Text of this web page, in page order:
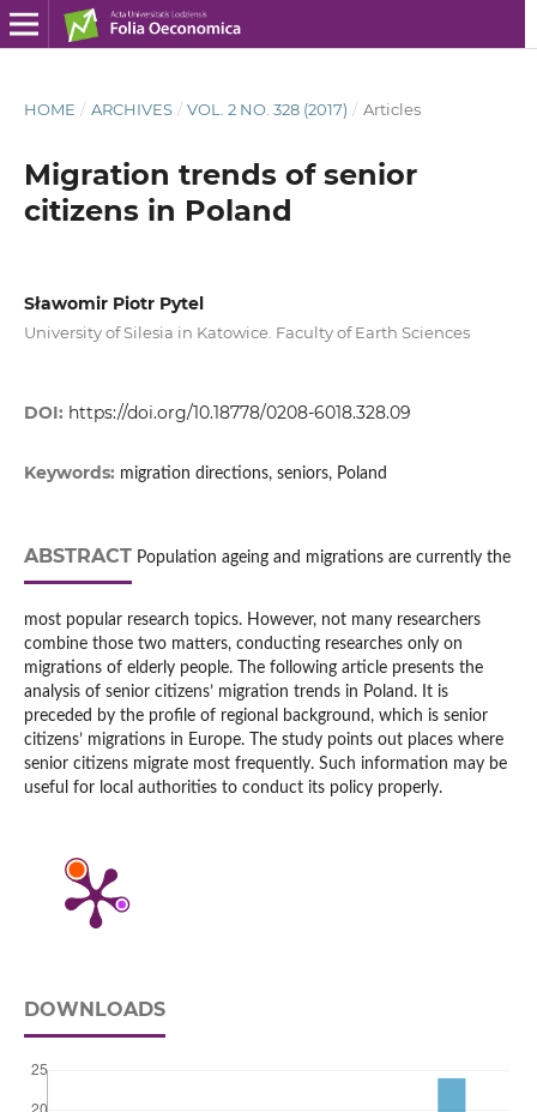
HOME / ARCHIVES / VOL. 2 NO. 328 (2017) / Articles
Migration trends of senior
citizens in Poland
Sławomir Piotr Pytel
University of Silesia in Katowice. Faculty of Earth Sciences
DOI: https://doi.org/10.18778/0208-6018.328.09
Keywords: migration directions, seniors, Poland
ABSTRACT Population ageing and migrations are currently the
most popular research topics. However, not many researchers
combine those two matters, conducting researches only on
migrations of elderly people. The following article presents the
analysis of senior citizens’ migration trends in Poland. It is
preceded by the profile of regional background, which is senior
citizens’ migrations in Europe. The study points out places where
senior citizens migrate most frequently. Such information may be
useful for local authorities to conduct its policy properly.
DOWNLOADS